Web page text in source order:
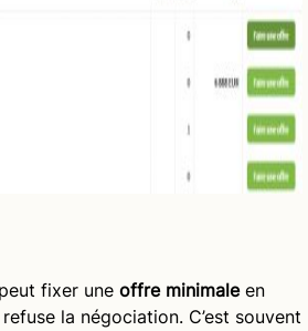
fixer une offre minimaleen
la négociation. C’est souvent